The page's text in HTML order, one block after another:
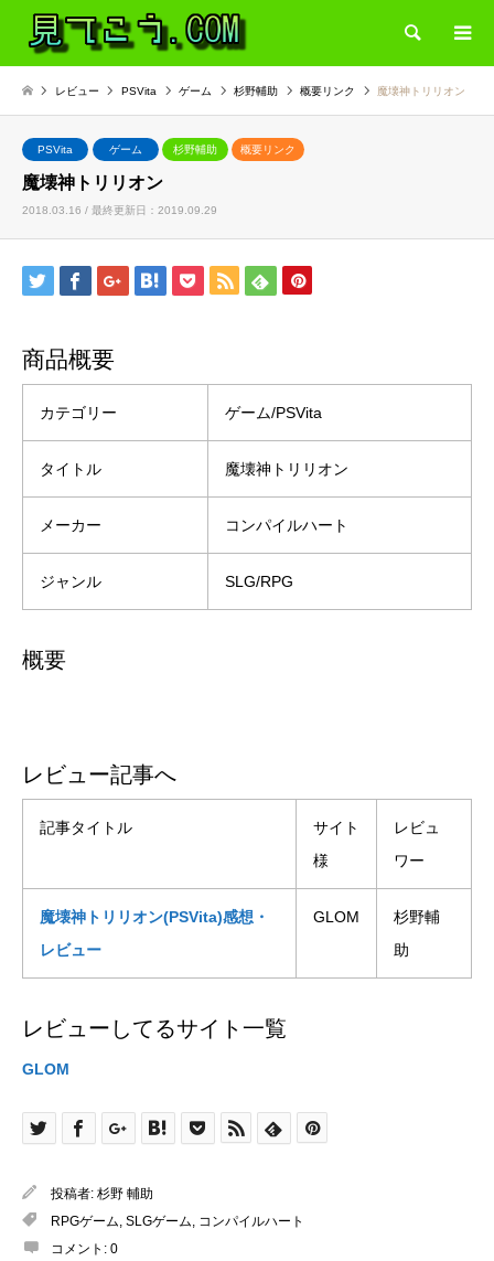
検索
レビュー PSVita ゲーム 杉野輔助 概要リンク 魔壊神トリリオン
PSVita ゲーム 杉野輔助 概要リンク
魔壊神トリリオン
2018.03.16 / 最終更新日：2019.09.29
商品概要
カテゴリー ゲーム/PSVita
タイトル 魔壊神トリリオン
メーカー コンパイルハート
ジャンル SLG/RPG
概要
レビュー記事へ
記事タイトル
サイト
様
レビュ
ワー
魔壊神トリリオン(PSVita)感想・
レビュー
GLOM
杉野輔
助
レビューしてるサイト一覧
GLOM
投稿者: 杉野 輔助
RPGゲーム SLGゲーム
コンパイルハート
コメント: 0